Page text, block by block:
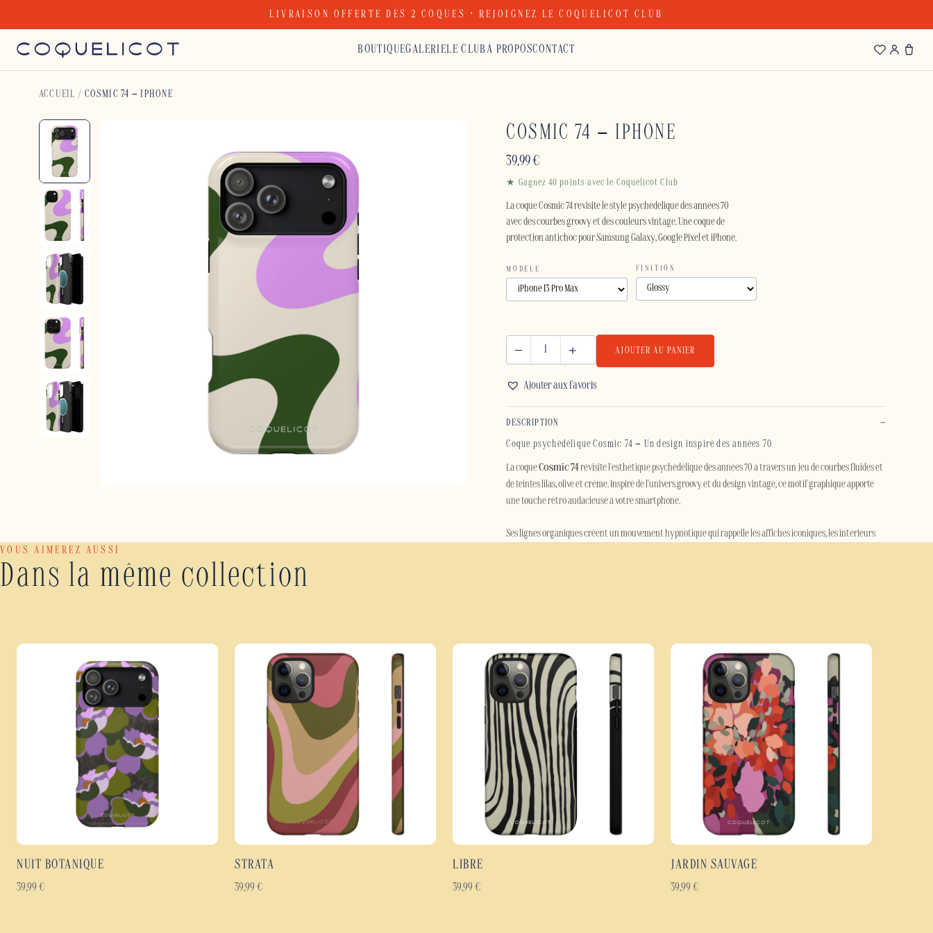
content
LIVRAISON OFFERTE DÈS 2 COQUES · REJOIGNEZ LE COQUELICOT CLUB
BOUTIQUEGALERIELE CLUBÀ PROPOSCONTACT
ACCUEIL / COSMIC 74 – IPHONE
COSMIC 74 – IPHONE
39,99€
★ Gagnez 40 points avec le Coquelicot Club
La coque Cosmic 74 revisite le style psychédélique des années 70
avec des courbes groovy et des couleurs vintage. Une coque de
protection antichoc pour Samsung Galaxy, Google Pixel et iPhone.
MODÈLE FINITION
COSMIC
74
-
IPHONE
AJOUTER AU PANIER
Ajouter aux favoris
DESCRIPTION
Coque psychédélique Cosmic 74 – Un design inspiré des années 70
La coqueCosmic 74revisite l'esthétique psychédélique des années 70 à travers un jeu de courbes fluides et
de teintes lilas, olive et crème. Inspiré de l'univers groovy et du design vintage, ce motif graphique apporte
une touche rétro audacieuse à votre smartphone.
Ses lignes organiques créent un mouvement hypnotique qui rappelle les affiches iconiques, les intérieurs
L'impression haute définition couvre toute la surface de la coque, bords inclus, afin de préserver l'intensité
des couleurs et la finesse du motif. Disponible en finition brillante ou mate, elle offre un rendu durable tout
en conservant une prise en main fine et ergonomique.
Les points forts de la coque Cosmic 74
Coque de protection antichoc à double couche : polycarbonate rigide et TPU souple.
Protection efficace contre les chocs, les rayures et l'usure quotidienne.
Design psychédélique inspiré du style des années 70.
Impression haute définition sur toute la coque, bords inclus.
Finition brillante ou mate selon vos préférences.
Matériaux résistants conçus pour durer.
Disponible pour de nombreux modèles de smartphones Samsung Galaxy, Google Pixel et iPhone.
VOUS AIMEREZ AUSSI
Dans la même collection
NUIT BOTANIQUE
39,99 €
STRATA
39,99 €
LIBRE
39,99 €
JARDIN SAUVAGE
39,99 €